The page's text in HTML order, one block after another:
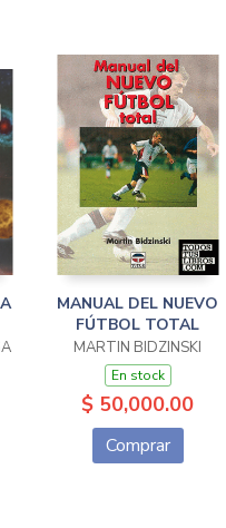
MANUAL DEL NUEVO
FÚTBOL TOTAL
MARTIN BIDZINSKI
En stock
$ 50,000.00
Comprar